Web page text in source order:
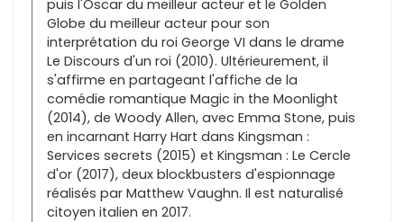
puis l'Oscar du meilleur acteur et le Golden
Globe du meilleur acteur pour son
interprétation du roi George VI dans le drame
Le Discours d'un roi (2010). Ultérieurement, il
s'affirme en partageant l'affiche de la
comédie romantique Magic in the Moonlight
(2014), de Woody Allen, avec Emma Stone, puis
en incarnant Harry Hart dans Kingsman :
Services secrets (2015) et Kingsman : Le Cercle
d'or (2017), deux blockbusters d'espionnage
réalisés par Matthew Vaughn. Il est naturalisé
citoyen italien en 2017.